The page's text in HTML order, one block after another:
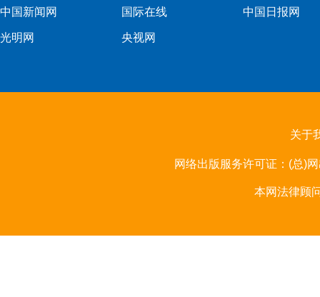
中国新闻网 国际在线 中国日报网
光明网 央视网
关于
网络出版服务许可证：(总)
本网法律顾